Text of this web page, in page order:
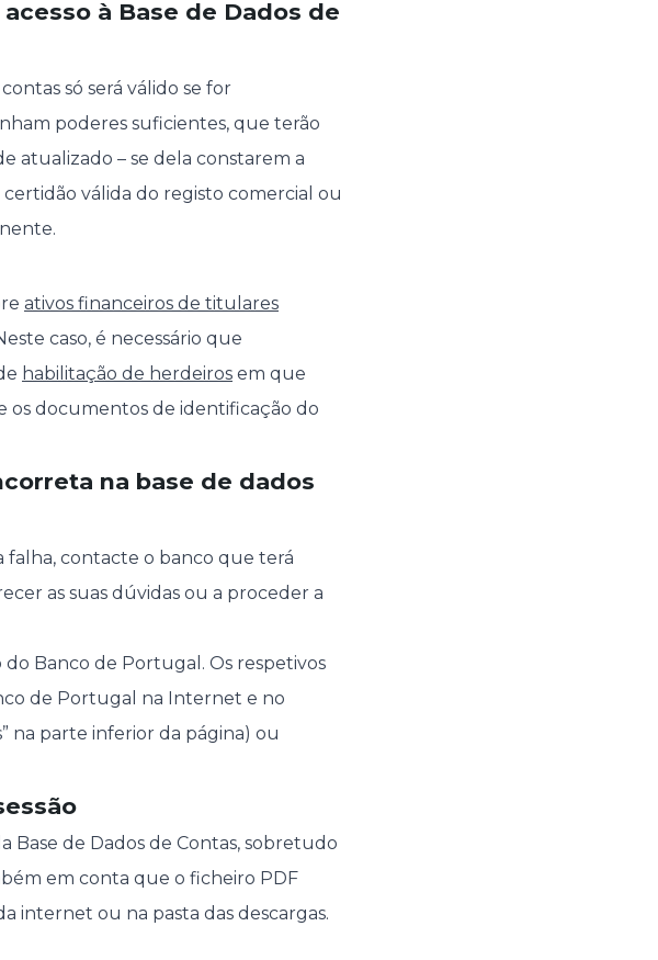
à Base de Dados de
só será válido se for
poderes suficientes, que terão
atualizado – se dela constarem a
certidão válida do registo comercial ou
ativos financeiros de titulares
caso, é necessário que
habilitação de herdeiros em que
os documentos de identificação do
na base de dados
contacte o banco que terá
as suas dúvidas ou a proceder a
Banco de Portugal. Os respetivos
de Portugal na Internet e no
na parte inferior da página) ou
Base de Dados de Contas, sobretudo
em conta que o ficheiro PDF
internet ou na pasta das descargas.